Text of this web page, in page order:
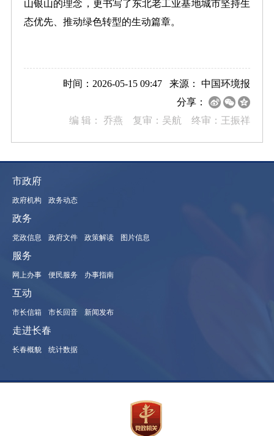
山银山的理念，更书写了东北老工业基地城市坚持生
态优先、推动绿色转型的生动篇章。
时间：2026-05-15 09:47 来源：中国环境报
分享：
编 辑：乔燕 复审：吴航 终审：王振祥
市政府
政府机构 政务动态
政务
党政信息 政府文件 政策解读 图片信息
服务
网上办事 便民服务 办事指南
互动
市长信箱 市长回音 新闻发布
走进长春
长春概貌 统计数据